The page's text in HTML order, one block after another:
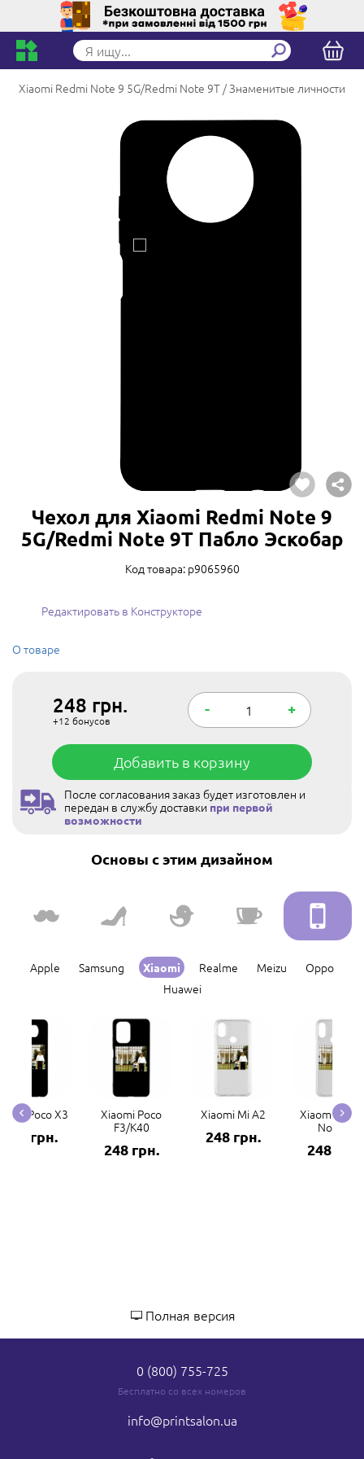
Xiaomi Redmi Note 9 5G/Redmi Note 9T Знаменитые личности
Чехол для Xiaomi Redmi Note 9
5G/Redmi Note 9T Пабло Эскобар
Код товара: p9065960
Редактировать в Конструкторе
О товаре
248 грн.
+12 бонусов
- +
Добавить в корзину
После согласования заказ будет изготовлен и
передан в службу доставки при первой
возможности
Основы с этим дизайном
Apple Samsung Xiaomi Realme Meizu
Oppo
Huawei
Poco X3
248 грн.
Xiaomi Poco
F3/K40
248 грн.
Xiaomi Mi A2
248 грн.
Xiaomi
Note 7
248 грн.
Полная версия
0 (800) 755-725
Бесплатно со всех номеров
info@printsalon.ua